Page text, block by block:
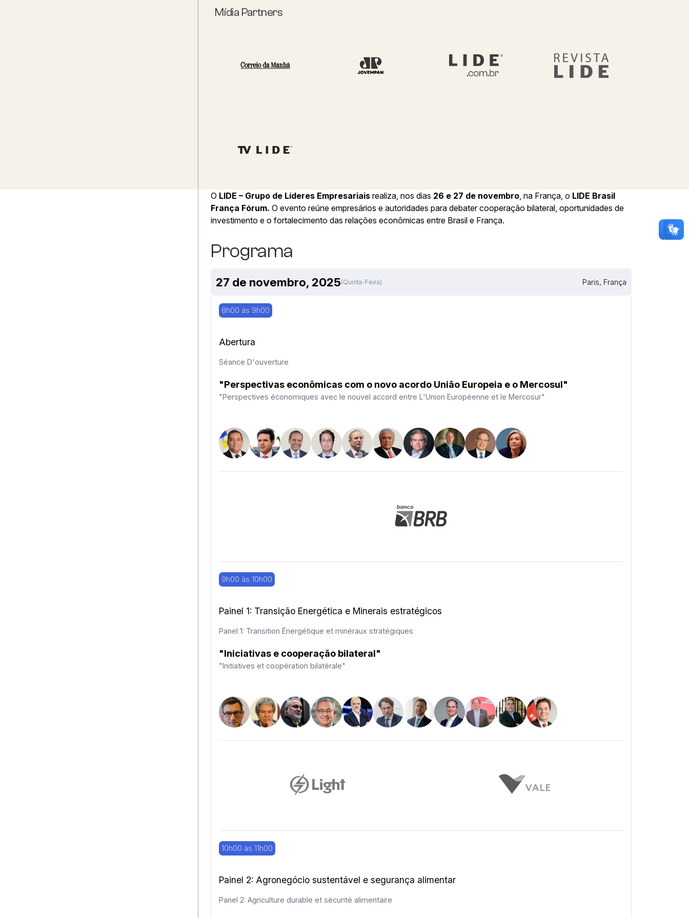
Mídia Partners
O LIDE – Grupo de Líderes Empresariais realiza, nos dias 26 e 27 de novembro, na França, o LIDE Brasil
França Fórum. O evento reúne empresários e autoridades para debater cooperação bilateral, oportunidades de
investimento e o fortalecimento das relações econômicas entre Brasil e França.
Programa
27 de novembro, 2025(quinta-Feira) Paris, França
8h00 às 9h00
Abertura
Séance D'ouverture
"Perspectivas econômicas com o novo acordo União Europeia e o Mercosul"
"Perspectives économiques avec le nouvel accord entre L'Union Européenne et le Mercosur"
9h00 às 10h00
Painel 1: Transição Energética e Minerais estratégicos
Panel 1: Transition Énergétique et minéraux stratégiques
"Iniciativas e cooperação bilateral"
"Initiatives et coopération bilatérale"
10h00 às 11h00
Painel 2: Agronegócio sustentável e segurança alimentar
Panel 2: Agriculture durable et sécurité alimentaire